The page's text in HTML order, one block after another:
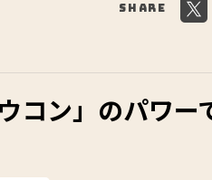
コン」のパワー
Share